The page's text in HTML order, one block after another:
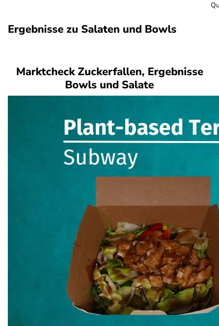
Ergebnisse zu Salaten und Bowls
Marktcheck Zuckerfallen, Ergebnisse
Bowls und Salate